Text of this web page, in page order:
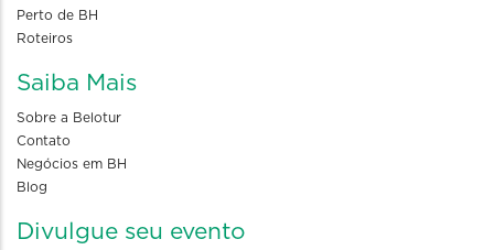
Perto de BH
Roteiros
Saiba Mais
Sobre a Belotur
Contato
Negócios em BH
Blog
Divulgue seu evento